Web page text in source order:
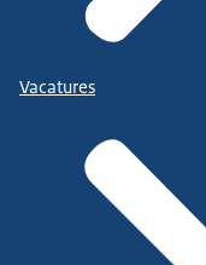
Vacatures